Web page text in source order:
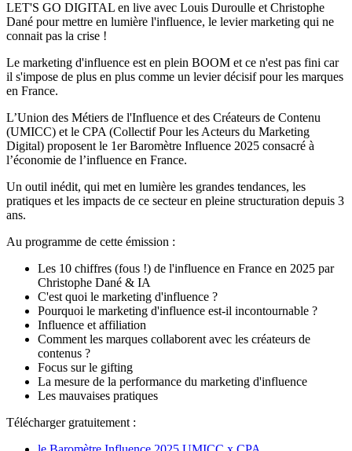
LET'S GO DIGITAL en live avec Louis Duroulle et Christophe
Dané pour mettre en lumière l'influence, le levier marketing qui ne
connait pas la crise !
Le marketing d'influence est en plein BOOM et ce n'est pas fini car
il s'impose de plus en plus comme un levier décisif pour les marques
en France.
L’Union des Métiers de l'Influence et des Créateurs de Contenu
(UMICC) et le CPA (Collectif Pour les Acteurs du Marketing
Digital) proposent le 1er Baromètre Influence 2025 consacré à
l’économie de l’influence en France.
Un outil inédit, qui met en lumière les grandes tendances, les
pratiques et les impacts de ce secteur en pleine structuration depuis 3
ans.
Au programme de cette émission :
Les 10 chiffres (fous !) de l'influence en France en 2025 par
Christophe Dané & IA
C'est quoi le marketing d'influence ?
Pourquoi le marketing d'influence est-il incontournable ?
Influence et affiliation
Comment les marques collaborent avec les créateurs de
contenus ?
Focus sur le gifting
La mesure de la performance du marketing d'influence
Les mauvaises pratiques
Télécharger gratuitement :